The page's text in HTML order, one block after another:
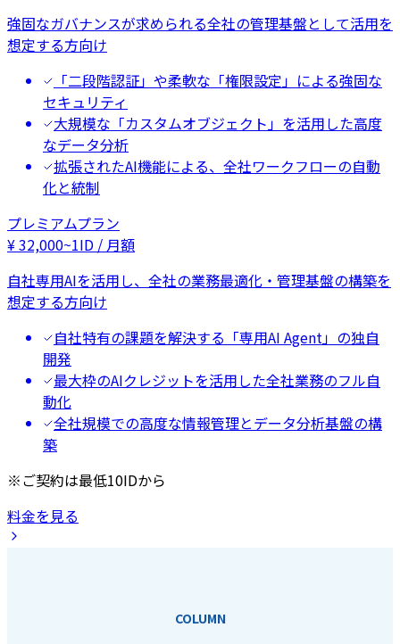
強固なガバナンスが求められる全社の管理基盤として活用を
想定する方向け
「二段階認証」や柔軟な「権限設定」による強固な
セキュリティ
大規模な「カスタムオブジェクト」を活用した高度
なデータ分析
拡張されたAI機能による、全社ワークフローの自動
化と統制
プレミアムプラン
¥32,000~1ID / 月額
自社専用AIを活用し、全社の業務最適化・管理基盤の構築を
想定する方向け
自社特有の課題を解決する「専用AI Agent」の独自
開発
最大枠のAIクレジットを活用した全社業務のフル自
動化
全社規模での高度な情報管理とデータ分析基盤の構
築
※ご契約は最低10IDから
料金を見る
COLUMN